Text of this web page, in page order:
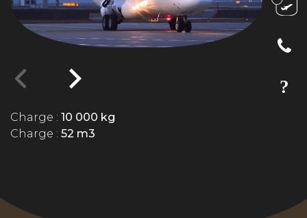
Charge : 10 000 kg
Charge : 52 m3